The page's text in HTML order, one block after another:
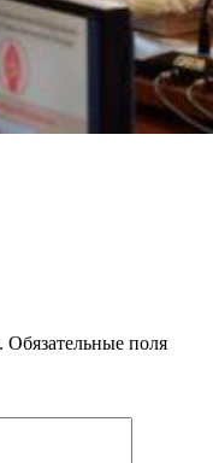
Обязательные поля